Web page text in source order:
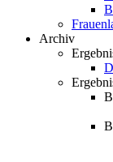
Archiv